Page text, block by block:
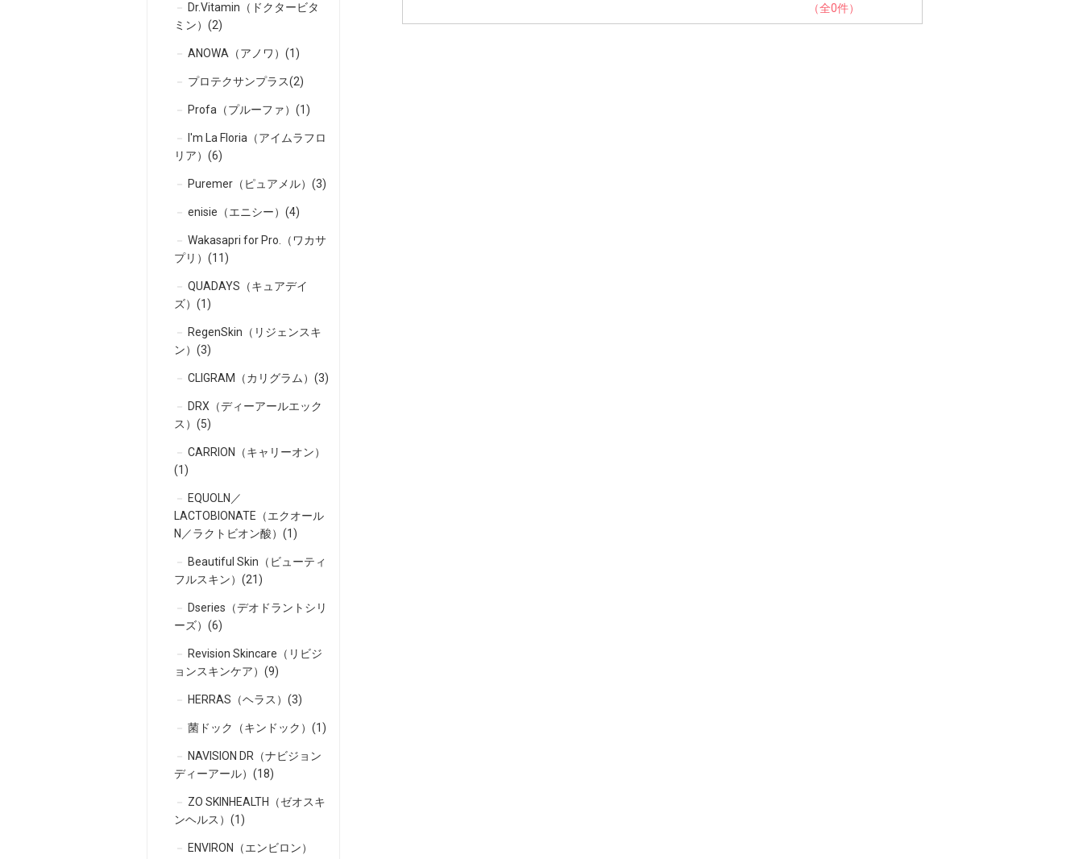
Dr.Vitamin（ドクタービタ
ミン）(2)
ANOWA（アノワ）(1)
プロテクサンプラス(2)
Profa（プルーファ）(1)
I'm La Floria（アイムラフロ
リア）(6)
Puremer（ピュアメル）(3)
enisie（エニシー）(4)
Wakasapri for Pro.（ワカサ
プリ）(11)
QUADAYS（キュアデイ
ズ）(1)
RegenSkin（リジェンスキ
ン）(3)
CLIGRAM（カリグラム）(3)
DRX（ディーアールエック
ス）(5)
CARRION（キャリーオン）
(1)
EQUOLN／
LACTOBIONATE（エクオール
N／ラクトビオン酸）(1)
Beautiful Skin（ビューティ
フルスキン）(21)
Dseries（デオドラントシリ
ーズ）(6)
Revision Skincare（リビジ
ョンスキンケア）(9)
HERRAS（ヘラス）(3)
菌ドック（キンドック）(1)
NAVISION DR（ナビジョン
ディーアール）(18)
ZO SKINHEALTH（ゼオスキ
ンヘルス）(1)
ENVIRON（エンビロン）
（全0件）